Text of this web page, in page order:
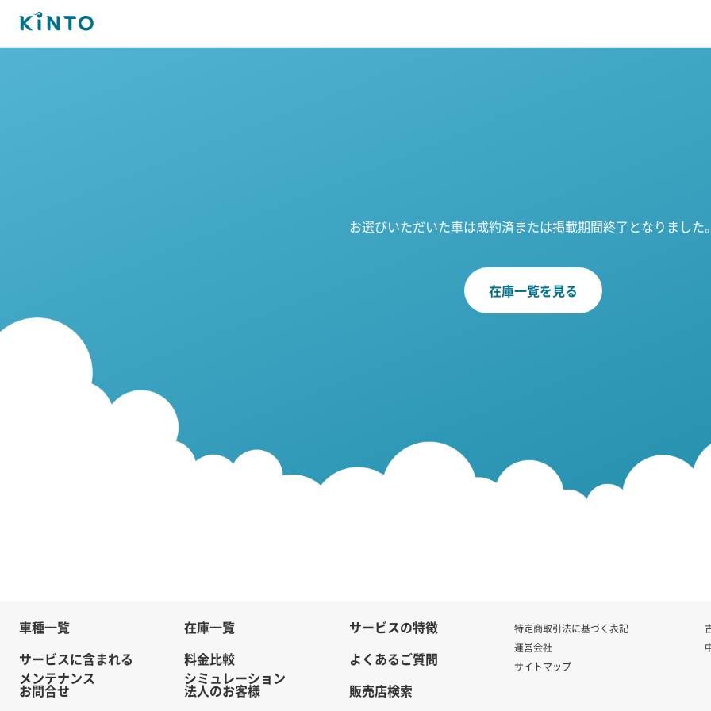
お選びいただいた車は成約済または掲載期間終了となりました
在庫一覧を見る
車種一覧 在庫一覧
サービスの特徴
サービスに含まれる
メンテナンス
料金比較
シミュレーション
よくあるご質問
お問合せ
法人のお客様 販売店検索
特定商取引法に基づく表記
運営会社
サイトマップ